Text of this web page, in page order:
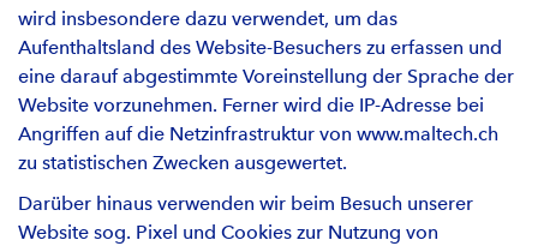
wird insbesondere dazu verwendet, um das
Aufenthaltsland des Website-Besuchers zu erfassen und
eine darauf abgestimmte Voreinstellung der Sprache der
Website vorzunehmen. Ferner wird die IP-Adresse bei
Angriffen auf die Netzinfrastruktur von www.maltech.ch
zu statistischen Zwecken ausgewertet.
Darüber hinaus verwenden wir beim Besuch unserer
Website sog. Pixel und Cookies zur Nutzung von